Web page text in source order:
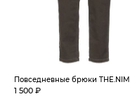
Повседневные брюки THE.NIM
1 500 ₽